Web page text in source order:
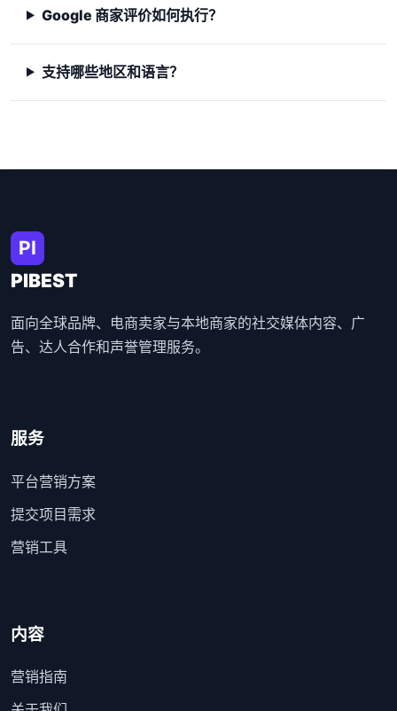
Google 商家评价如何执行？
支持哪些地区和语言？
PI
PIBEST
面向全球品牌、电商卖家与本地商家的社交媒体内容、广
告、达人合作和声誉管理服务。
服务
平台营销方案
提交项目需求
营销工具
内容
营销指南